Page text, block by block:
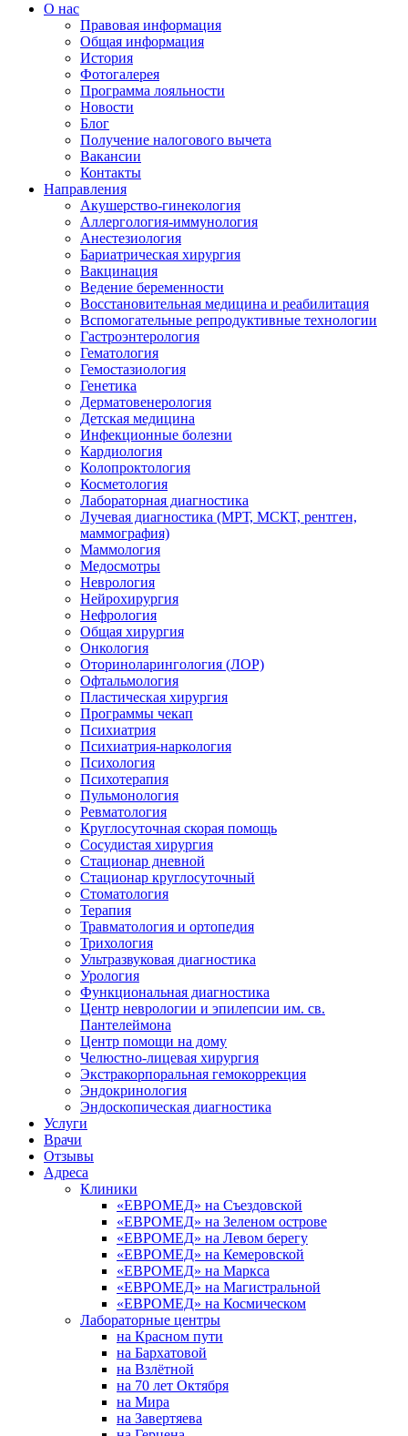
О нас
Правовая информация
Общая информация
История
Фотогалерея
Программа лояльности
Новости
Блог
Получение налогового вычета
Вакансии
Контакты
Направления
Акушерство-гинекология
Аллергология-иммунология
Анестезиология
Бариатрическая хирургия
Вакцинация
Ведение беременности
Восстановительная медицина и реабилитация
Вспомогательные репродуктивные технологии
Гастроэнтерология
Гематология
Гемостазиология
Генетика
Дерматовенерология
Детская медицина
Инфекционные болезни
Кардиология
Колопроктология
Косметология
Лабораторная диагностика
Лучевая диагностика (МРТ, МСКТ, рентген,
маммография)
Маммология
Медосмотры
Неврология
Нейрохирургия
Нефрология
Общая хирургия
Онкология
Оториноларингология (ЛОР)
Офтальмология
Пластическая хирургия
Программы чекап
Психиатрия
Психиатрия-наркология
Психология
Психотерапия
Пульмонология
Ревматология
Круглосуточная скорая помощь
Сосудистая хирургия
Стационар дневной
Стационар круглосуточный
Стоматология
Терапия
Травматология и ортопедия
Трихология
Ультразвуковая диагностика
Урология
Функциональная диагностика
Центр неврологии и эпилепсии им. св.
Пантелеймона
Центр помощи на дому
Челюстно-лицевая хирургия
Экстракорпоральная гемокоррекция
Эндокринология
Эндоскопическая диагностика
Услуги
Врачи
Отзывы
Адреса
Клиники
«ЕВРОМЕД» на Съездовской
«ЕВРОМЕД» на Зеленом острове
«ЕВРОМЕД» на Левом берегу
«ЕВРОМЕД» на Кемеровской
«ЕВРОМЕД» на Маркса
«ЕВРОМЕД» на Магистральной
«ЕВРОМЕД» на Космическом
Лабораторные центры
на Красном пути
на Бархатовой
на Взлётной
на 70 лет Октября
на Мира
на Завертяева